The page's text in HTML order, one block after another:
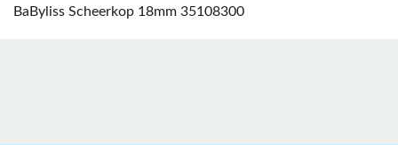
BaByliss Scheerkop 18mm 35108300